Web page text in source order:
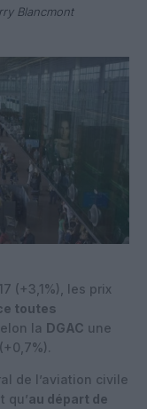
Blancmont
(+3,1%), les prix
toutes
la DGAC une
de l’aviation civile
qu’au départ de